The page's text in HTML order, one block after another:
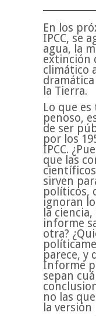
En los
IPCC, se
agua, la
extinción
climático
la Tierra.
Lo que
penoso,
de ser
por los
IPCC.
que las
sirven
políticos,
ignoran
la
informe
otra?
parece, y
Informe
sepan
no las
la